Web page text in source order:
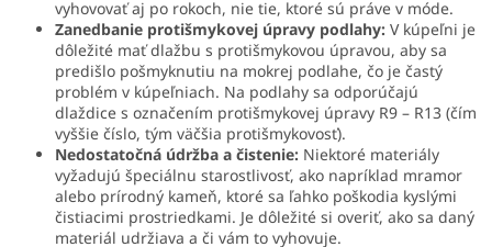
vyhovovať aj po rokoch, nie tie, ktoré sú práve v móde.
Zanedbanie protišmykovej úpravy podlahy: V kúpeľni je
dôležité mať dlažbu s protišmykovou úpravou, aby sa
predišlo pošmyknutiu na mokrej podlahe, čo je častý
problém v kúpeľniach. Na podlahy sa odporúčajú
dlaždice s označením protišmykovej úpravy R9 – R13 (čím
vyššie číslo, tým väčšia protišmykovosť).
Nedostatočná údržba a čistenie: Niektoré materiály
vyžadujú špeciálnu starostlivosť, ako napríklad mramor
alebo prírodný kameň, ktoré sa ľahko poškodia kyslými
čistiacimi prostriedkami. Je dôležité si overiť, ako sa daný
materiál udržiava a či vám to vyhovuje.